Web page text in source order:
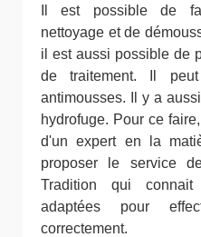
Il est possible de
nettoyage et de
il est aussi possible de
de traitement. Il
antimousses. Il y a
hydrofuge. Pour ce
d'un expert en la
proposer le service
Tradition qui
adaptées pour
correctement.